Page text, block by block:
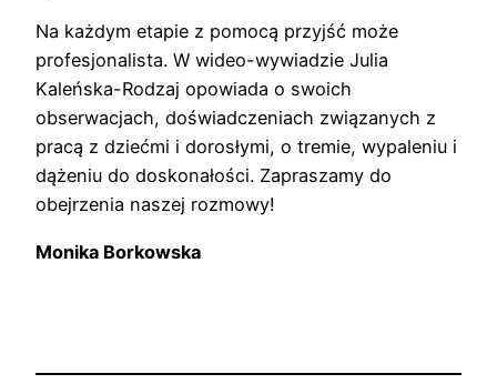
Na każdym etapie z pomocą przyjść może
profesjonalista. W wideo-wywiadzie Julia
Kaleńska-Rodzaj opowiada o swoich
obserwacjach, doświadczeniach związanych z
pracą z dziećmi i dorosłymi, o tremie, wypaleniu i
dążeniu do doskonałości. Zapraszamy do
obejrzenia naszej rozmowy!
Monika Borkowska